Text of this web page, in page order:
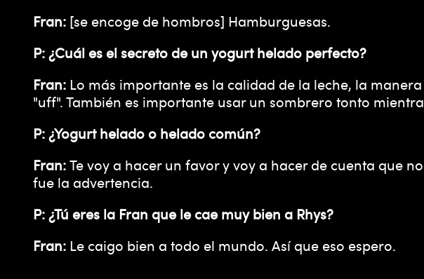
Fran: [se encoge de hombros] Hamburguesas.
P: ¿Cuál es el secreto de un yogurt helado perfecto?
Fran: Lo más importante es la calidad de la leche, la
"uff". También es importante usar un sombrero tonto
P: ¿Yogurt helado o helado común?
Fran:Te voy a hacer un favor y voy a hacer de cuenta que
fue la advertencia.
P: ¿Tú eres la Fran que le cae muy bien a Rhys?
Fran: Le caigo bien a todo el mundo. Así que eso espero.